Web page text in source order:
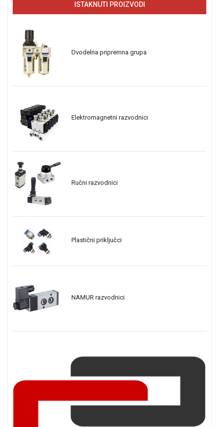
ISTAKNUTI PROIZVODI
Dvodelna pripremna grupa
Elektromagnetni razvodnici
Ručni razvodnici
Plastični priključci
NAMUR razvodnici